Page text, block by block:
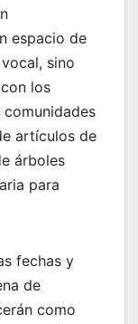
espacio de
sino
los
artículos de
árboles
para
fechas y
de
como